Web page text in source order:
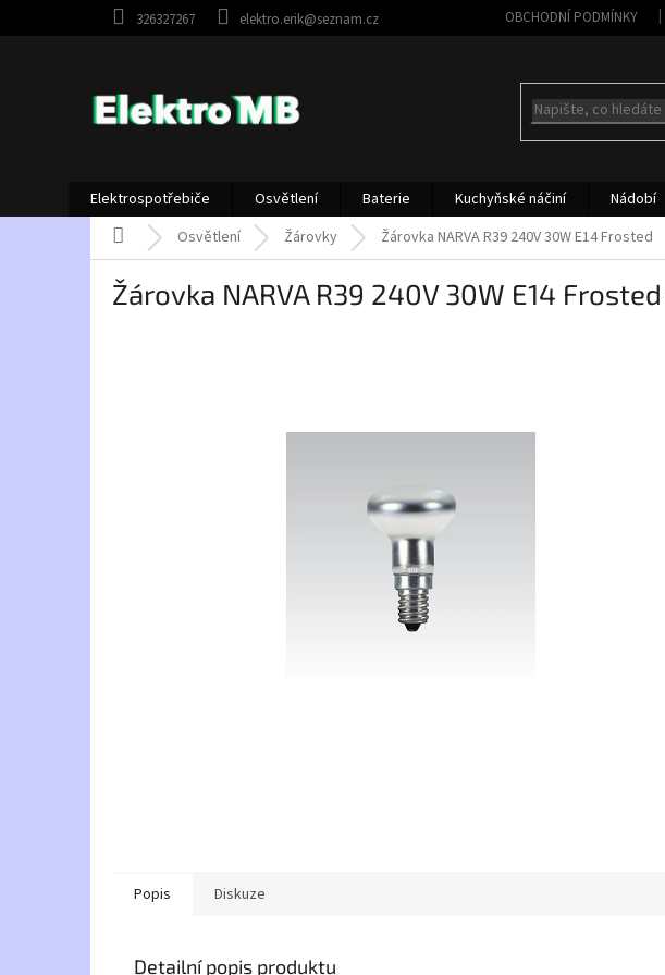
326327267 elektro.erik@seznam.cz OBCHODNÍ PODMÍNKY
Elektrospotřebiče Osvětlení Baterie Kuchyňské náčiní Nádobí
Domů
Osvětlení Žárovky Žárovka NARVA R39 240V 30W E14 Frosted
Žárovka NARVA R39 240V 30W E14 Frosted
Popis Diskuze
Detailní popis produktu